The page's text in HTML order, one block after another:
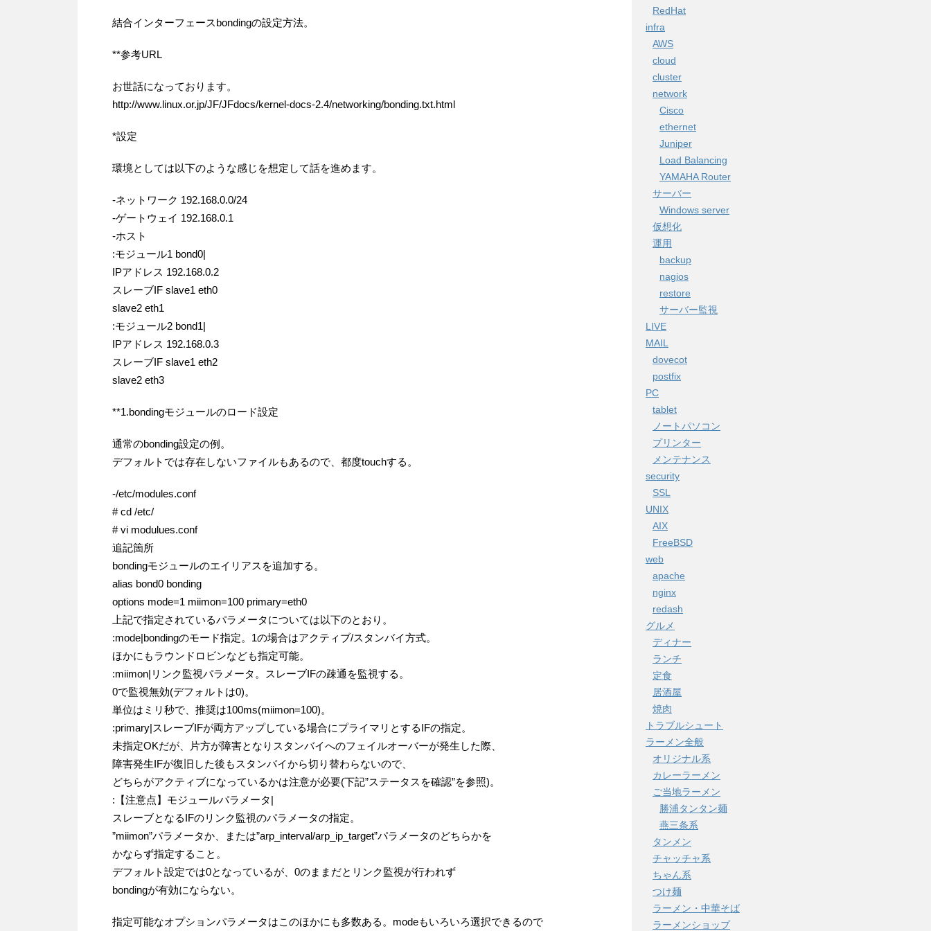
結合インターフェースbondingの設定方法。
**参考URL
お世話になっております。
http://www.linux.or.jp/JF/JFdocs/kernel-docs-2.4/networking/bonding.txt.html
*設定
環境としては以下のような感じを想定して話を進めます。
-ネットワーク 192.168.0.0/24
-ゲートウェイ 192.168.0.1
-ホスト
:モジュール1 bond0|
IPアドレス 192.168.0.2
スレーブIF slave1 eth0
slave2 eth1
:モジュール2 bond1|
IPアドレス 192.168.0.3
スレーブIF slave1 eth2
slave2 eth3
**1.bondingモジュールのロード設定
通常のbonding設定の例。
デフォルトでは存在しないファイルもあるので、都度touchする。
-/etc/modules.conf
# cd /etc/
# vi modulues.conf
追記箇所
bondingモジュールのエイリアスを追加する。
alias bond0 bonding
options mode=1 miimon=100 primary=eth0
上記で指定されているパラメータについては以下のとおり。
:mode|bondingのモード指定。1の場合はアクティブ/スタンバイ方式。
ほかにもラウンドロビンなども指定可能。
:miimon|リンク監視パラメータ。スレーブIFの疎通を監視する。
0で監視無効(デフォルトは0)。
単位はミリ秒で、推奨は100ms(miimon=100)。
:primary|スレーブIFが両方アップしている場合にプライマリとするIFの指定。
未指定OKだが、片方が障害となりスタンバイへのフェイルオーバーが発生した際、
障害発生IFが復旧した後もスタンバイから切り替わらないので、
どちらがアクティブになっているかは注意が必要(下記”ステータスを確認”を参照)。
:【注意点】モジュールパラメータ|
スレーブとなるIFのリンク監視のパラメータの指定。
”miimon”パラメータか、または”arp_interval/arp_ip_target”パラメータのどちらかを
かならず指定すること。
デフォルト設定では0となっているが、0のままだとリンク監視が行われず
bondingが有効にならない。
指定可能なオプションパラメータはこのほかにも多数ある。modeもいろいろ選択できるので
RedHat
infra
AWS
cloud
cluster
network
Cisco
ethernet
Juniper
Load Balancing
YAMAHA Router
サーバー
Windows server
仮想化
運用
backup
nagios
restore
サーバー監視
LIVE
MAIL
dovecot
postfix
PC
tablet
ノートパソコン
プリンター
メンテナンス
security
SSL
UNIX
AIX
FreeBSD
web
apache
nginx
redash
グルメ
ディナー
ランチ
定食
居酒屋
焼肉
トラブルシュート
ラーメン全般
オリジナル系
カレーラーメン
ご当地ラーメン
勝浦タンタン麺
燕三条系
タンメン
チャッチャ系
ちゃん系
つけ麺
ラーメン・中華そば
ラーメンショップ